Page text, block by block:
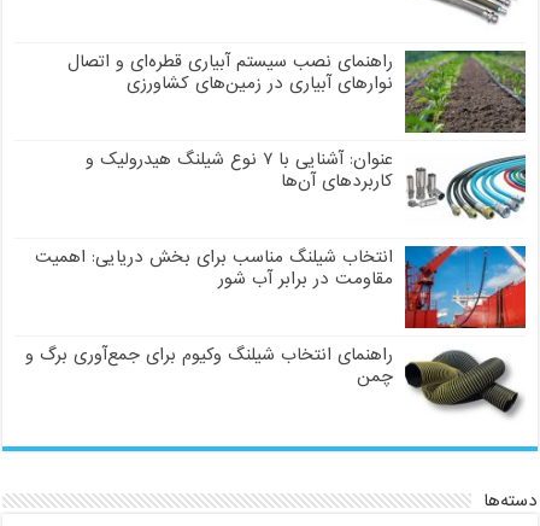
راهنمای نصب سیستم آبیاری قطره‌ای و اتصال
نوارهای آبیاری در زمین‌های کشاورزی
عنوان: آشنایی با ۷ نوع شیلنگ هیدرولیک و
کاربردهای آن‌ها
انتخاب شیلنگ مناسب برای بخش دریایی: اهمیت
مقاومت در برابر آب شور
راهنمای انتخاب شیلنگ وکیوم برای جمع‌آوری برگ و
چمن
دسته‌ها